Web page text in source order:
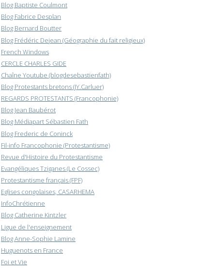
Blog Baptiste Coulmont
Blog Fabrice Desplan
Blog Bernard Boutter
Blog Frédéric Dejean (Géographie du fait religieux)
French Windows
CERCLE CHARLES GIDE
Chaîne Youtube (blogdesebastienfath)
Blog Protestants bretons (JY.Carluer)
REGARDS PROTESTANTS (Francophonie)
Blog Jean Baubérot
Blog Médiapart Sébastien Fath
Blog Frederic de Coninck
Fil-info Francophonie (Protestantisme)
Revue d'Histoire du Protestantisme
Evangéliques Tziganes (Le Cossec)
Protestantisme français (FPF)
Eglises congolaises, CASARHEMA
InfoChrétienne
Blog Catherine Kintzler
Ligue de l'enseignement
Blog Anne-Sophie Lamine
Huguenots en France
Foi et Vie